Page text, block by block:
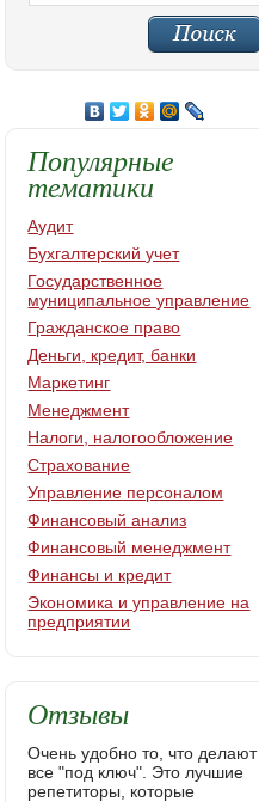
Популярные
тематики
Аудит
Бухгалтерский учет
Государственное
муниципальное управление
Гражданское право
Деньги, кредит, банки
Маркетинг
Менеджмент
Налоги, налогообложение
Страхование
Управление персоналом
Финансовый анализ
Финансовый менеджмент
Финансы и кредит
Экономика и управление на
предприятии
Отзывы
Очень удобно то, что делают
все "под ключ". Это лучшие
репетиторы, которые